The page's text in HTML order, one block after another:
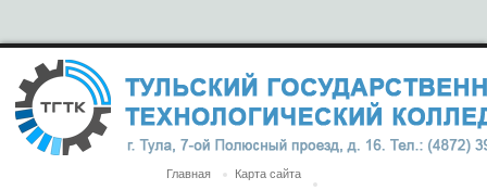
Главная Карта сайта